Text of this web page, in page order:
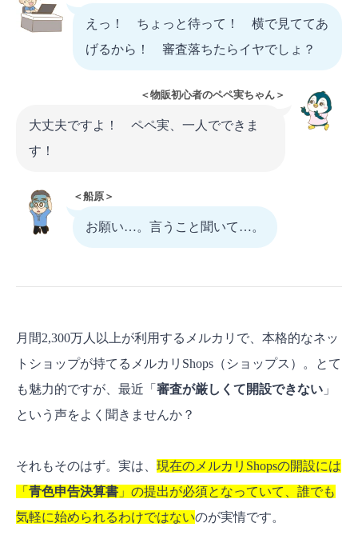
えっ！ ちょっと待って！ 横で見ててあ
げるから！ 審査落ちたらイヤでしょ？
＜物販初心者のペペ実ちゃん＞
大丈夫ですよ！ ペペ実、一人でできま
す！
＜船原＞
お願い…。言うこと聞いて…。
月間2,300万人以上が利用するメルカリで、本格的なネッ
トショップが持てるメルカリShops（ショップス）。とて
も魅力的ですが、最近「 審査が厳しくて開設できない 」
という声をよく聞きませんか？
それもそのはず。実は、 現在のメルカリShopsの開設には
「 青色申告決算書 」の提出が必須となっていて、誰でも
気軽に始められるわけではないのが実情です。